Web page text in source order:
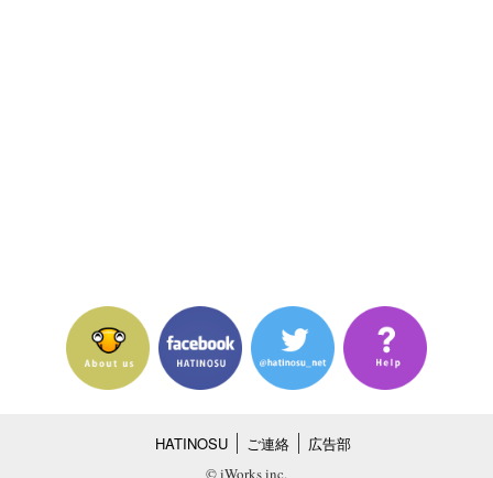
HATINOSU ご連絡 広告部
© iWorks inc.